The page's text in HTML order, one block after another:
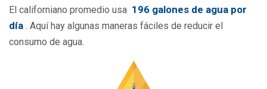
El californiano promedio usa 196 galones de agua por
día . Aquí hay algunas maneras fáciles de reducir el
consumo de agua.